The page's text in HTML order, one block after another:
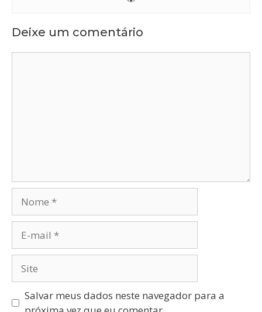
Deixe um comentário
Salvar meus dados neste navegador para a